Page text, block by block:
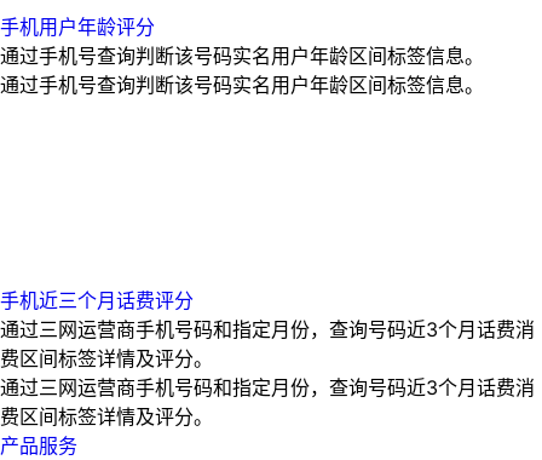
手机用户年龄评分
通过手机号查询判断该号码实名用户年龄区间标签信息。
通过手机号查询判断该号码实名用户年龄区间标签信息。
手机近三个月话费评分
通过三网运营商手机号码和指定月份，查询号码近3个月话费消
费区间标签详情及评分。
通过三网运营商手机号码和指定月份，查询号码近3个月话费消
费区间标签详情及评分。
产品服务